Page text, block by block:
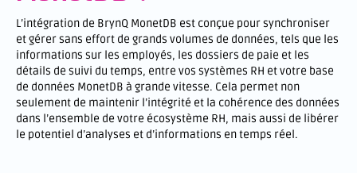
L’intégration de BrynQ MonetDB est conçue pour synchroniser
et gérer sans effort de grands volumes de données, tels que les
informations sur les employés, les dossiers de paie et les
détails de suivi du temps, entre vos systèmes RH et votre base
de données MonetDB à grande vitesse. Cela permet non
seulement de maintenir l’intégrité et la cohérence des données
dans l’ensemble de votre écosystème RH, mais aussi de libérer
le potentiel d’analyses et d’informations en temps réel.